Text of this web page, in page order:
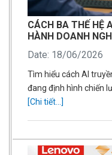
CÁCH BA THẾ HỆ
HÀNH DOANH
Date: 18/06/2026
Tìm hiểu cách AI
đang định hình chiến
[Chi tiết...]